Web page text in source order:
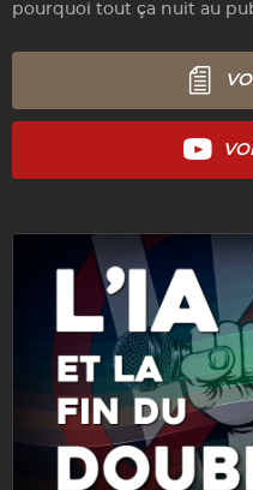
pourquoi tout ça nuit au